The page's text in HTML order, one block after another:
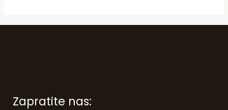
Zapratite nas: